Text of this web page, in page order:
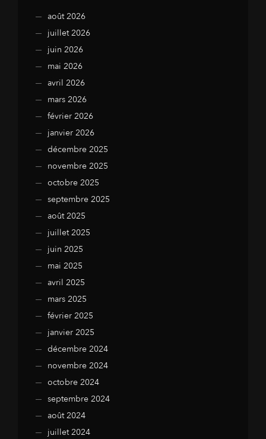
août 2026
juillet 2026
juin 2026
mai 2026
avril 2026
mars 2026
février 2026
janvier 2026
décembre 2025
novembre 2025
octobre 2025
septembre 2025
août 2025
juillet 2025
juin 2025
mai 2025
avril 2025
mars 2025
février 2025
janvier 2025
décembre 2024
novembre 2024
octobre 2024
septembre 2024
août 2024
juillet 2024